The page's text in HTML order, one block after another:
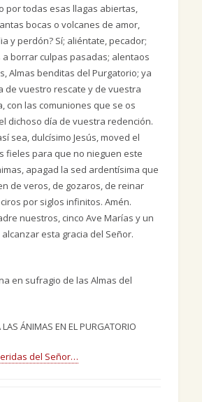
por todas esas llagas abiertas,
bocas o volcanes de amor,
y perdón? Sí; aliéntate, pecador;
borrar culpas pasadas; alentaos
Almas benditas del Purgatorio; ya
de vuestro rescate y de vuestra
con las comuniones que se os
dichoso día de vuestra redención.
sea, dulcísimo Jesús, moved el
fieles para que no nieguen este
apagad la sed ardentísima que
de veros, de gozaros, de reinar
por siglos infinitos. Amén.
nuestros, cinco Ave Marías y un
esta gracia del Señor.
en sufragio de las Almas del
ÁNIMAS EN EL PURGATORIO
del Señor…